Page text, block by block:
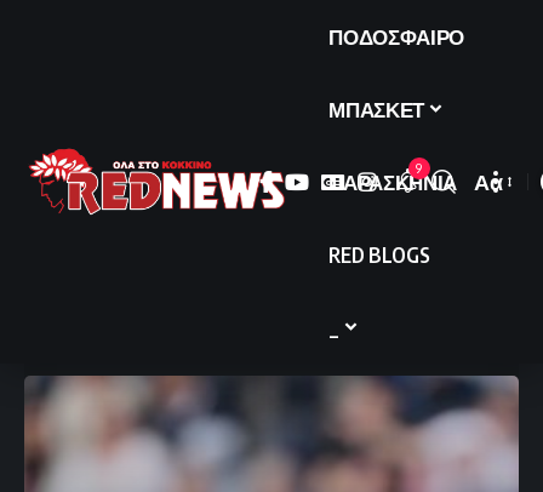
ΠΟΔΟΣΦΑΙΡΟ
ΜΠΑΣΚΕΤ
ΠΑΡΑΣΚΗΝΙΑ
RED BLOGS
9
Font
Αα